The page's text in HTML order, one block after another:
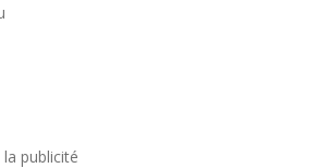
publicité